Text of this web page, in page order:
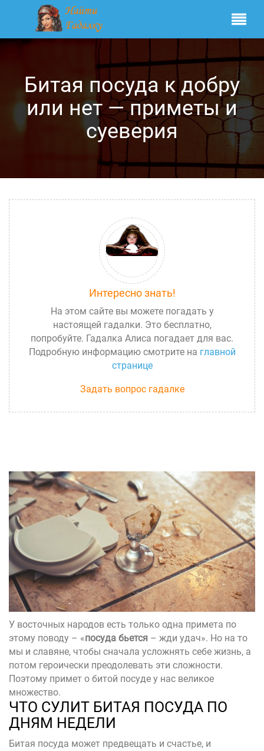
Битая посуда к добру
или нет — приметы и
суеверия
Интересно знать!
На этом сайте вы можете погадать у
настоящей гадалки. Это бесплатно,
попробуйте. Гадалка Алиса погадает для вас.
Подробную информацию смотрите на главной
странице
Задать вопрос гадалке
У восточных народов есть только одна примета по
этому поводу – «посуда бьется – жди удач». Но на то
мы и славяне, чтобы сначала усложнять себе жизнь, а
потом героически преодолевать эти сложности.
Поэтому примет о битой посуде у нас великое
множество.
ЧТО СУЛИТ БИТАЯ ПОСУДА ПО
ДНЯМ НЕДЕЛИ
Битая посуда может предвещать и счастье, и